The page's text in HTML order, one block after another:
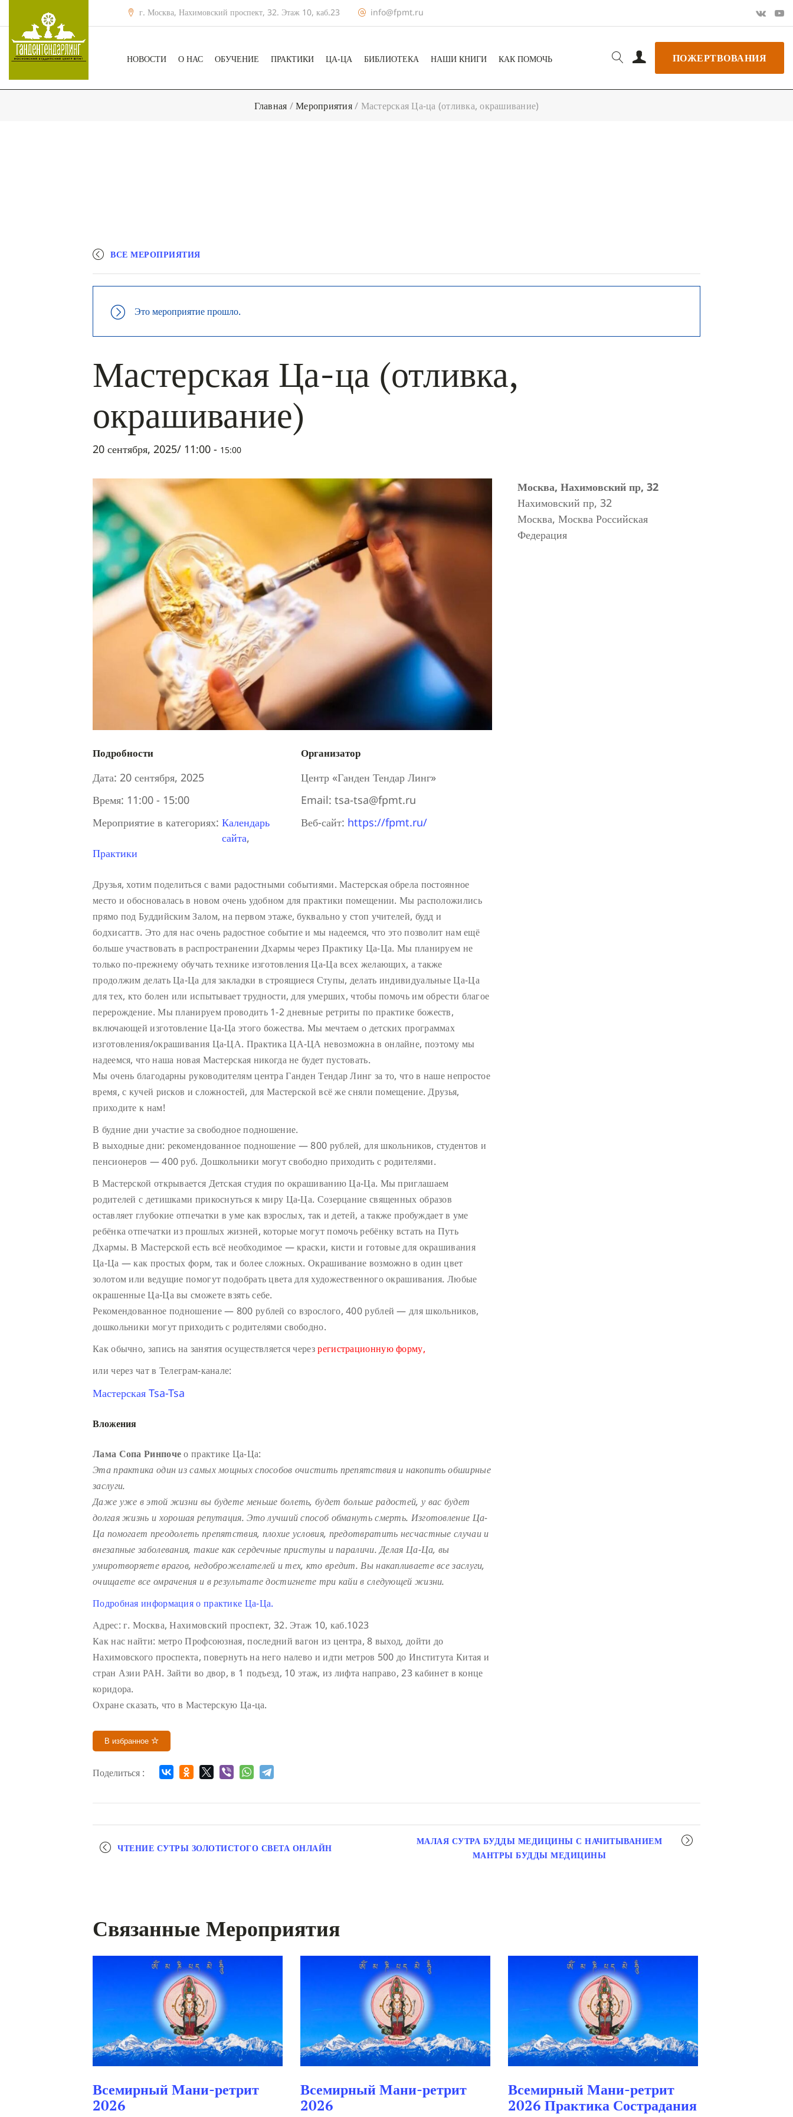
г. Москва, Нахимовский проспект, 32. Этаж 10, каб.23 info@fpmt.ru
НОВОСТИ О НАС ОБУЧЕНИЕ ПРАКТИКИ ЦА-ЦА БИБЛИОТЕКА НАШИ КНИГИ КАК ПОМОЧЬ ПОЖЕРТВОВАНИЯ
Главная /Мероприятия/ Мастерская Ца-ца (отливка, окрашивание)
ВСЕ МЕРОПРИЯТИЯ
Это мероприятие прошло.
Мастерская Ца-ца (отливка,
окрашивание)
20 сентября, 2025/ 11:00 - 15:00
Подробности
Дата: 20 сентября, 2025
Время: 11:00 - 15:00
Мероприятие в категориях: Календарь
сайта,
Практики
Организатор
Центр «Ганден Тендар Линг»
Email: tsa-tsa@fpmt.ru
Веб-сайт: https://fpmt.ru/
Друзья, хотим поделиться с вами радостными событиями. Мастерская обрела постоянное
место и обосновалась в новом очень удобном для практики помещении. Мы расположились
прямо под Буддийским Залом, на первом этаже, буквально у стоп учителей, будд и
бодхисаттв. Это для нас очень радостное событие и мы надеемся, что это позволит нам ещё
больше участвовать в распространении Дхармы через Практику Ца-Ца. Мы планируем не
только по-прежнему обучать технике изготовления Ца-Ца всех желающих, а также
продолжим делать Ца-Ца для закладки в строящиеся Ступы, делать индивидуальные Ца-Ца
для тех, кто болен или испытывает трудности, для умерших, чтобы помочь им обрести благое
перерождение. Мы планируем проводить 1-2 дневные ретриты по практике божеств,
включающей изготовление Ца-Ца этого божества. Мы мечтаем о детских программах
изготовления/окрашивания Ца-ЦА. Практика ЦА-ЦА невозможна в онлайне, поэтому мы
надеемся, что наша новая Мастерская никогда не будет пустовать.
Мы очень благодарны руководителям центра Ганден Тендар Линг за то, что в наше непростое
время, с кучей рисков и сложностей, для Мастерской всё же сняли помещение. Друзья,
приходите к нам!
В будние дни участие за свободное подношение.
В выходные дни: рекомендованное подношение — 800 рублей, для школьников, студентов и
пенсионеров — 400 руб. Дошкольники могут свободно приходить с родителями.
В Мастерской открывается Детская студия по окрашиванию Ца-Ца. Мы приглашаем
родителей с детишками прикоснуться к миру Ца-Ца. Созерцание священных образов
оставляет глубокие отпечатки в уме как взрослых, так и детей, а также пробуждает в уме
ребёнка отпечатки из прошлых жизней, которые могут помочь ребёнку встать на Путь
Дхармы. В Мастерской есть всё необходимое — краски, кисти и готовые для окрашивания
Ца-Ца — как простых форм, так и более сложных. Окрашивание возможно в один цвет
золотом или ведущие помогут подобрать цвета для художественного окрашивания. Любые
окрашенные Ца-Ца вы сможете взять себе.
Рекомендованное подношение — 800 рублей со взрослого, 400 рублей — для школьников,
дошкольники могут приходить с родителями свободно.
Как обычно, запись на занятия осуществляется черезрегистрационную форму,
или через чат в Телеграм-канале:
Мастерская Tsa-Tsa
Вложения
Лама Сопа Ринпочео практике Ца-Ца:
Эта практика один из самых мощных способов очистить препятствия и накопить обширные
заслуги.
Даже уже в этой жизни вы будете меньше болеть, будет больше радостей, у вас будет
долгая жизнь и хорошая репутация. Это лучший способ обмануть смерть. Изготовление Ца-
Ца помогает преодолеть препятствия, плохие условия, предотвратить несчастные случаи и
внезапные заболевания, такие как сердечные приступы и параличи. Делая Ца-Ца, вы
умиротворяете врагов, недоброжелателей и тех, кто вредит. Вы накапливаете все заслуги,
очищаете все омрачения и в результате достигнете три кайи в следующей жизни.
Подробная информация о практике Ца-Ца.
Адрес: г. Москва, Нахимовский проспект, 32. Этаж 10, каб.1023
Как нас найти: метро Профсоюзная, последний вагон из центра, 8 выход, дойти до
Нахимовского проспекта, повернуть на него налево и идти метров 500 до Института Китая и
стран Азии РАН. Зайти во двор, в 1 подъезд, 10 этаж, из лифта направо, 23 кабинет в конце
коридора.
Охране сказать, что в Мастерскую Ца-ца.
В избранное
Поделиться :
Москва, Нахимовский пр, 32
Нахимовский пр, 32
Москва, Москва Российская
Федерация
Мероприятие
навигация
ЧТЕНИЕ СУТРЫ ЗОЛОТИСТОГО СВЕТА ОНЛАЙН
МАЛАЯ СУТРА БУДДЫ МЕДИЦИНЫ С НАЧИТЫВАНИЕМ
МАНТРЫ БУДДЫ МЕДИЦИНЫ
Связанные Мероприятия
Всемирный Мани-ретрит
2026
Всемирный Мани-ретрит
2026
Всемирный Мани-ретрит
2026 Практика Сострадания